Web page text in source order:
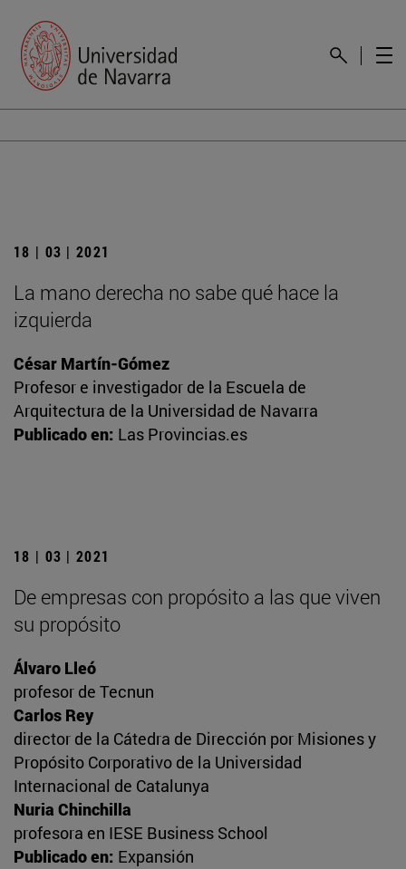
18 | 03 | 2021
La mano derecha no sabe qué hace la
izquierda
César Martín-Gómez
Profesor e investigador de la Escuela de
Arquitectura de la Universidad de Navarra
Publicado en: Las Provincias.es
18 | 03 | 2021
De empresas con propósito a las que viven
su propósito
Álvaro Lleó
profesor de Tecnun
Carlos Rey
director de la Cátedra de Dirección por Misiones y
Propósito Corporativo de la Universidad
Internacional de Catalunya
Nuria Chinchilla
profesora en IESE Business School
Publicado en: Expansión